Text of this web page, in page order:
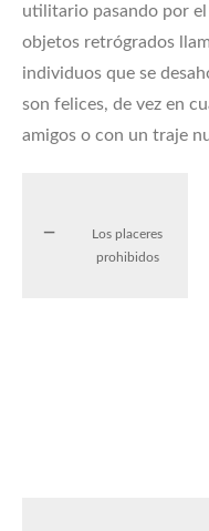
utilitario pasando por
objetos retrógrados
individuos que se
son felices, de vez en
amigos o con un traje
Los placeres
prohibidos